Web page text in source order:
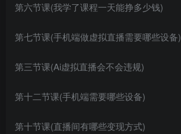
第六节课(我学了课程一天能挣多少钱)
第七节课(手机端做虚拟直播需要哪些设备)
第三节课(Ai虚拟直播会不会违规)
第十二节课(手机端需要哪些设备)
第十节课(直播间有哪些变现方式)